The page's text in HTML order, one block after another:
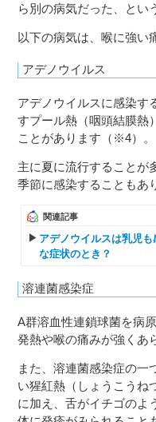
ら別の病気だった、とい
以下の病気は、喉に強い
アデノウイルス
アデノウイルスに感染す
すプール熱（咽頭結膜熱
ことがあります（※4）。
主に夏に流行することが
季節に感染することもあ
関連記事
アデノウイルスは乳児
な症状のとき？
溶連菌感染症
A群溶血性連鎖球菌を病
発熱や喉の痛みが強くあ
また、溶連菌感染症の一
い猩紅熱（しょうこうね
に加え、舌がイチゴのよ